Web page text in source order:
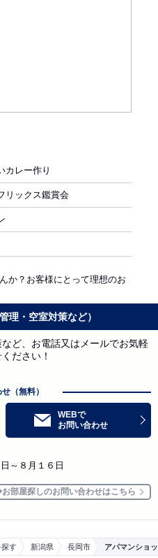
探す 新潟県 長岡市 アパマンショ
カレー作り
リックス鑑賞会
か？お客様にとって理想のお
理・空室対策など）
ど、お電話又はメールでお気軽
ださい！
（無料）
WEBで
お問い合わせ
～８月１６日
お部屋探しのお問い合わせはこちら